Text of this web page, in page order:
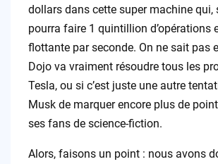
dollars dans cette super machine qui,
pourra faire 1 quintillion d’opérations
flottante par seconde. On ne sait pas
Dojo va vraiment résoudre tous les
Tesla, ou si c’est juste une autre
Musk de marquer encore plus de
ses fans de science-fiction.
Alors, faisons un point : nous avons